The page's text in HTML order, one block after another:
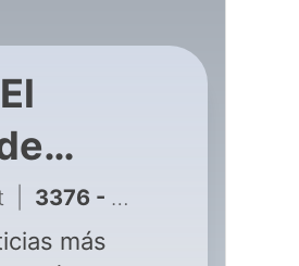
3376 - Comienza regulación de inteligencia artificial en Europa
más